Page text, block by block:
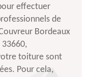
effectuer
de
Bordeaux
33660,
toiture sont
Pour cela,